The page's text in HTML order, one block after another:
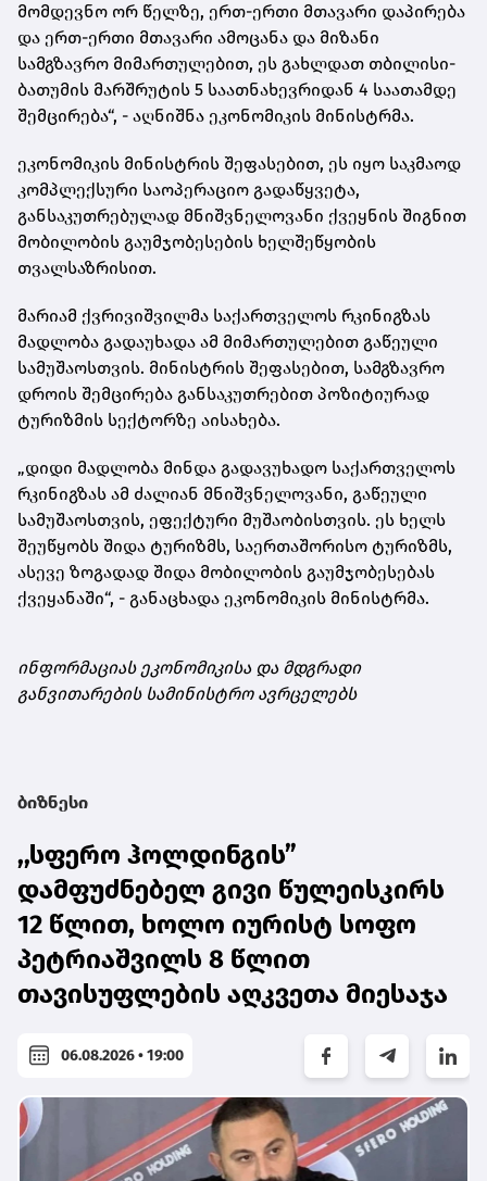
მომდევნო ორ წელზე, ერთ-ერთი მთავარი დაპირება
და ერთ-ერთი მთავარი ამოცანა და მიზანი
სამგზავრო მიმართულებით, ეს გახლდათ თბილისი-
ბათუმის მარშრუტის 5 საათნახევრიდან 4 საათამდე
შემცირება“, - აღნიშნა ეკონომიკის მინისტრმა.
ეკონომიკის მინისტრის შეფასებით, ეს იყო საკმაოდ
კომპლექსური საოპერაციო გადაწყვეტა,
განსაკუთრებულად მნიშვნელოვანი ქვეყნის შიგნით
მობილობის გაუმჯობესების ხელშეწყობის
თვალსაზრისით.
მარიამ ქვრივიშვილმა საქართველოს რკინიგზას
მადლობა გადაუხადა ამ მიმართულებით გაწეული
სამუშაოსთვის. მინისტრის შეფასებით, სამგზავრო
დროის შემცირება განსაკუთრებით პოზიტიურად
ტურიზმის სექტორზე აისახება.
„დიდი მადლობა მინდა გადავუხადო საქართველოს
რკინიგზას ამ ძალიან მნიშვნელოვანი, გაწეული
სამუშაოსთვის, ეფექტური მუშაობისთვის. ეს ხელს
შეუწყობს შიდა ტურიზმს, საერთაშორისო ტურიზმს,
ასევე ზოგადად შიდა მობილობის გაუმჯობესებას
ქვეყანაში“, - განაცხადა ეკონომიკის მინისტრმა.
ინფორმაციას ეკონომიკისა და მდგრადი
განვითარების სამინისტრო ავრცელებს
ბიზნესი
,,სფერო ჰოლდინგის”
დამფუძნებელ გივი წულეისკირს
12 წლით, ხოლო იურისტ სოფო
პეტრიაშვილს 8 წლით
თავისუფლების აღკვეთა მიესაჯა
06.08.2026 • 19:00